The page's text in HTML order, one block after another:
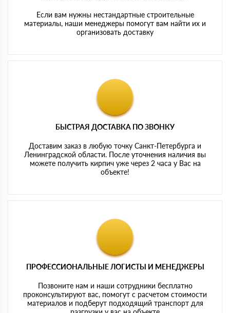
Если вам нужны нестандартные строительные
материалы, наши менеджеры помогут вам найти их и
организовать доставку
БЫСТРАЯ ДОСТАВКА ПО ЗВОНКУ
Доставим заказ в любую точку Санкт-Петербурга и
Ленинградской области. После уточнения наличия вы
можете получить кирпич уже через 2 часа у Вас на
объекте!
ПРОФЕССИОНАЛЬНЫЕ ЛОГИСТЫ И МЕНЕДЖЕРЫ
Позвоните нам и наши сотрудники бесплатно
проконсультируют вас, помогут с расчетом стоимости
материалов и подберут подходящий транспорт для